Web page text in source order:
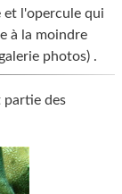
et l'opercule qui
à la moindre
photos) .
partie des